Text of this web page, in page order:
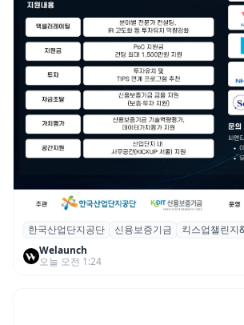
산단공·신보, 2026 ‘킥스업 챌린
여 스타트업 모집
한국산업단지공단 신용보증기금
킥스업챌린지
Welaunch
오늘 오전 1:24